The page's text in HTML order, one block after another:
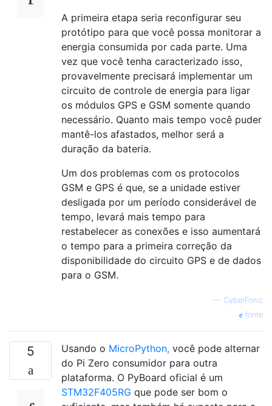
A primeira etapa seria reconfigurar seu
protótipo para que você possa monitorar a
energia consumida por cada parte. Uma
vez que você tenha caracterizado isso,
provavelmente precisará implementar um
circuito de controle de energia para ligar
os módulos GPS e GSM somente quando
necessário. Quanto mais tempo você puder
mantê-los afastados, melhor será a
duração da bateria.
Um dos problemas com os protocolos
GSM e GPS é que, se a unidade estiver
desligada por um período considerável de
tempo, levará mais tempo para
restabelecer as conexões e isso aumentará
o tempo para a primeira correção da
disponibilidade do circuito GPS e de dados
para o GSM.
— CyberFonic
fonte
5 Usando o MicroPython, você pode alternar
do Pi Zero consumidor para outra
plataforma. O PyBoard oficial é um
STM32F405RG que pode ser bom o